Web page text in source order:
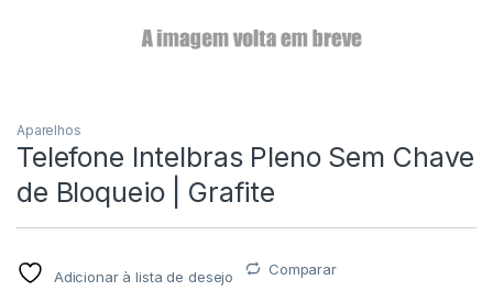
Aparelhos
Telefone Intelbras Pleno Sem Chave
de Bloqueio | Grafite
Adicionar à lista de desejo Comparar